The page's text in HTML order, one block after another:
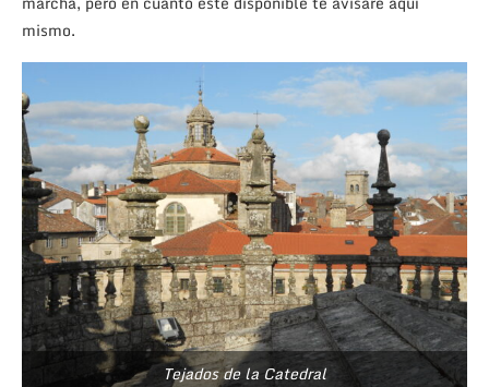
mismo.
Tejados de la Catedral